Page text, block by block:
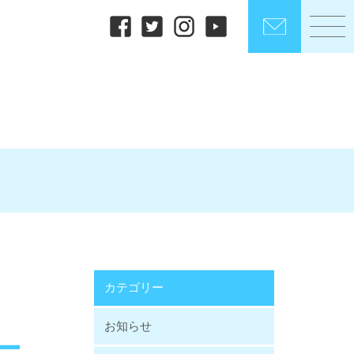
カテゴリー
お知らせ